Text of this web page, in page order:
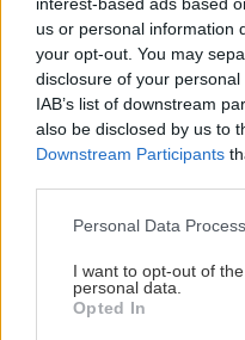
us or personal information
your opt-out. You may
disclosure of your
IAB’s list of downstream
also be disclosed by us to
Downstream Participants
Personal Data
I want to opt-out of
personal data.
Opted In
Με θέα τα Χανιά
ΚΟΣΜΟΣ
Τραγωδία στη
από
Ανάμεσά τους και ο
ΚΡΗΤΗ
Μεγάλη φωτιά στο
επιχείρηση της